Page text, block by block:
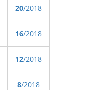
20/2018
16/2018
12/2018
8/2018